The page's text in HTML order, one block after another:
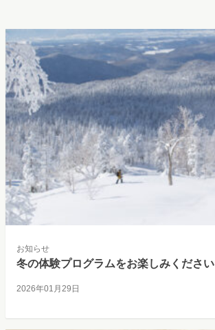
お知らせ
冬の体験プログラムをお楽しみください
2026年01月29日